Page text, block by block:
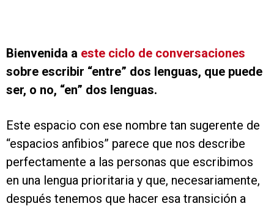
Bienvenida a este ciclo de conversaciones
sobre escribir “entre” dos lenguas, que puede
ser, o no, “en” dos lenguas.
Este espacio con ese nombre tan sugerente de
“espacios anfibios” parece que nos describe
perfectamente a las personas que escribimos
en una lengua prioritaria y que, necesariamente,
después tenemos que hacer esa transición a